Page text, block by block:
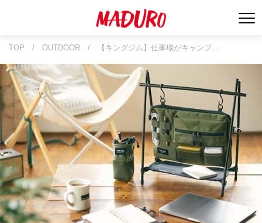
TOP / OUTDOOR / 【キングジム】仕事場がキャンプ…